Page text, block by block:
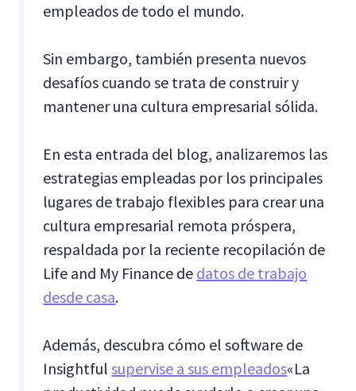
empleados de todo el mundo.
Sin embargo, también presenta nuevos
desafíos cuando se trata de construir y
mantener una cultura empresarial sólida.
En esta entrada del blog, analizaremos las
estrategias empleadas por los principales
lugares de trabajo flexibles para crear una
cultura empresarial remota próspera,
respaldada por la reciente recopilación de
Life and My Finance de datos de trabajo
desde casa.
Además, descubra cómo el software de
Insightfulsupervise a sus empleados«La